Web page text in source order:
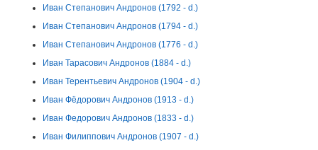
Иван Степанович Андронов (1792 - d.)
Иван Степанович Андронов (1794 - d.)
Иван Степанович Андронов (1776 - d.)
Иван Тарасович Андронов (1884 - d.)
Иван Терентьевич Андронов (1904 - d.)
Иван Фёдорович Андронов (1913 - d.)
Иван Федорович Андронов (1833 - d.)
Иван Филиппович Андронов (1907 - d.)